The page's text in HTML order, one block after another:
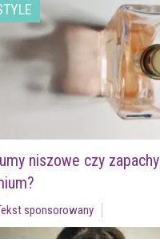
niszowe czy zapachy
sponsorowany